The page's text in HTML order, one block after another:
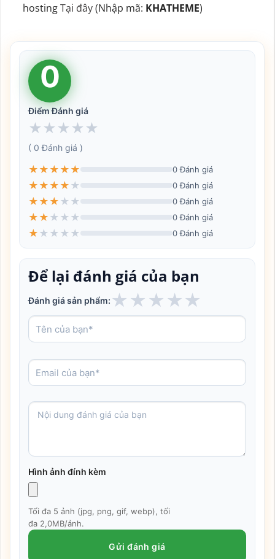
hostingTại đây(Nhập mã: KHATHEME)
0
Điểm Đánh giá
★ ★ ★ ★ ★
( 0 Đánh giá )
★ ★ ★ ★ ★ 0 Đánh giá
★ ★ ★ ★ ★ 0 Đánh giá
★ ★ ★ ★ ★ 0 Đánh giá
★ ★ ★ ★ ★ 0 Đánh giá
★ ★ ★ ★ ★ 0 Đánh giá
Để lại đánh giá của bạn
Đánh giá sản phẩm: ★ ★ ★ ★★
Hình ảnh đính kèm
Tối đa 5 ảnh (jpg, png, gif, webp), tối
đa 2,0MB/ảnh.
Gửi đánh giá